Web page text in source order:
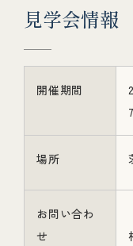
見学会情報
開催期間
場所
お問い合わ
せ